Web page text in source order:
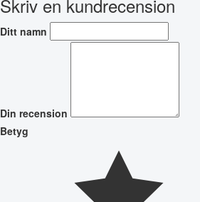
Skriv en kundrecension
Ditt namn
Din recension
Betyg